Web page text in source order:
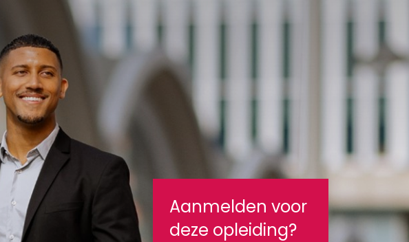
Aanmelden voor
deze opleiding?